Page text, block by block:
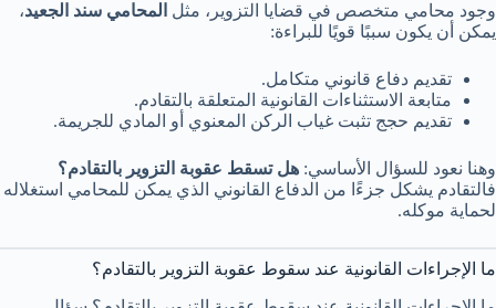
وجود محامي متخصص في قضايا التزوير، مثل المحامي سند الجعيد،
يمكن أن يكون سببًا قويًا للبراءة:
تقديم دفاع قانوني متكامل.
متابعة الاستثناءات القانونية المتعلقة بالتقادم.
تقديم حجج تثبت غياب الركن المعنوي أو المادي للجريمة.
وهنا نعود للسؤال الأساسي: هل تسقط عقوبة التزوير بالتقادم؟
فالتقادم يشكل جزءًا من الدفاع القانوني الذي يمكن للمحامي استغلاله
لحماية موكله.
ما الإجراءات القانونية عند سقوط عقوبة التزوير بالتقادم؟